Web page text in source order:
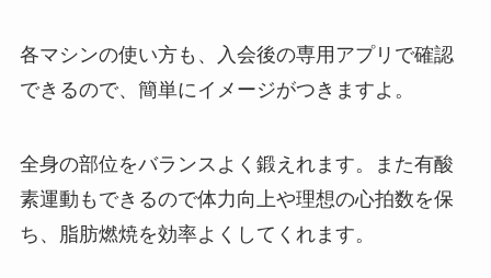
各マシンの使い方も、入会後の専用アプリで確認
できるので、簡単にイメージがつきますよ。
全身の部位をバランスよく鍛えれます。また有酸
素運動もできるので体力向上や理想の心拍数を保
ち、脂肪燃焼を効率よくしてくれます。